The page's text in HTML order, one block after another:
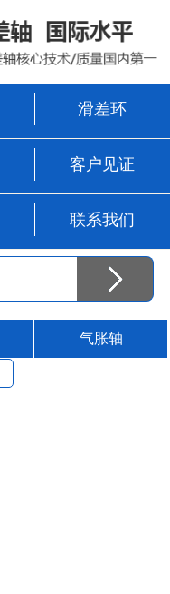
滑差环
客户见证
联系我们
气胀轴